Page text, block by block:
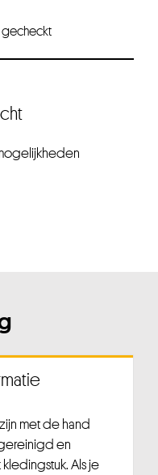
gecheckt
met de hand
en
Als je